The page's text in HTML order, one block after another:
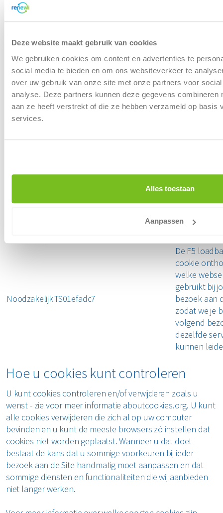
Deze website maakt gebruik van cookies
We gebruiken cookies om content en advertenties te
social media te bieden en om ons websiteverkeer te
over uw gebruik van onze site met onze partners voor
analyse. Deze partners kunnen deze gegevens combineren
aan ze heeft verstrekt of die ze hebben verzameld op basis
services.
Alles toestaan
Aanpassen
Functioneel isBusiness
zakelijk of
particuliere
is.
Functioneel
Dit cookie
of een
heeft.
bezoeker de
Dit cookie
surfgedrag,
bekeken en
NoodzakelijkTS01efadc7
De F5
cookie
welke
gebruikt bij
bezoek aan
zodat we je
volgend
dezelfde
kunnen
Hoe u cookies kunt controleren
U kunt cookies controleren en/of verwijderen zoals u
wenst - zie voor meer informatie aboutcookies.org. U kunt
alle cookies verwijderen die zich al op uw computer
bevinden en u kunt de meeste browsers zó instellen dat
cookies niet worden geplaatst. Wanneer u dat doet
bestaat de kans dat u sommige voorkeuren bij ieder
bezoek aan de Site handmatig moet aanpassen en dat
sommige diensten en functionaliteiten die wij aanbieden
niet langer werken.